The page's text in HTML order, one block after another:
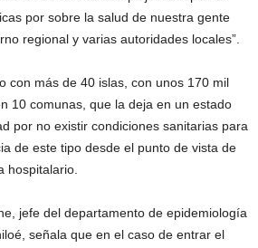
por sobre la salud de nuestra gente
regional y varias autoridades locales”.
con más de 40 islas, con unos 170 mil
10 comunas, que la deja en un estado
por no existir condiciones sanitarias para
de este tipo desde el punto de vista de
hospitalario.
jefe del departamento de epidemiología
señala que en el caso de entrar el